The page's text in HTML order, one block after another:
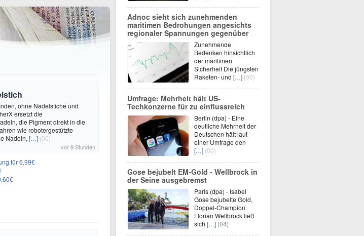
ohne Nadelstiche und
ersetzt die
die Pigment direkt in die
wie robotergestützte
Nadeln, […] (00)
vor 9 Stunden
für 6,99€
Adnoc sieht sich zunehmenden
maritimen Bedrohungen angesichts
regionaler Spannungen gegenüber
Zunehmende
Bedenken hinsichtlich
der maritimen
Sicherheit Die jüngsten
Raketen- und […] (00)
Umfrage: Mehrheit hält US-
Techkonzerne für zu einflussreich
Berlin (dpa) - Eine
deutliche Mehrheit der
Deutschen hält laut
einer Umfrage den
[…] (00)
Gose bejubelt EM-Gold - Wellbrock in
der Seine ausgebremst
Paris (dpa) - Isabel
Gose bejubelte Gold,
Doppel-Champion
Florian Wellbrock ließ
sich […] (04)